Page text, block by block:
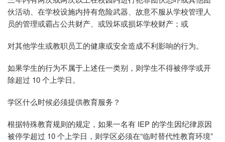
伙活动、在学校设施内持有危险武器、故意不服从学校管理人
员的管理或霸占公共财产、或毁坏或损坏学校财产；或
对其他学生或教职员工的健康或安全造成不利影响的行为。
如果学生的行为不属于上述任一类别，则学生不得被停学或开
除超过 10 个上学日。
学区什么时候必须提供教育服务？
根据特殊教育规则的规定，如果一名有 IEP 的学生因纪律原因
被停学超过 10 个上学日，则学区必须在“临时替代性教育环境”